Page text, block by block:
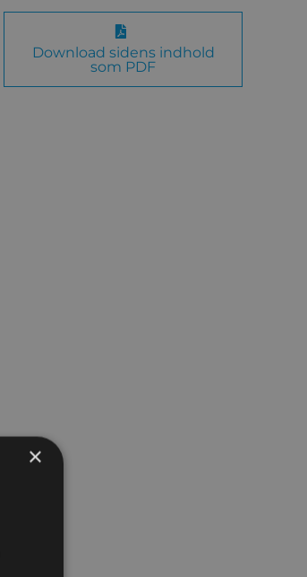
Download sidens indhold
som PDF
×